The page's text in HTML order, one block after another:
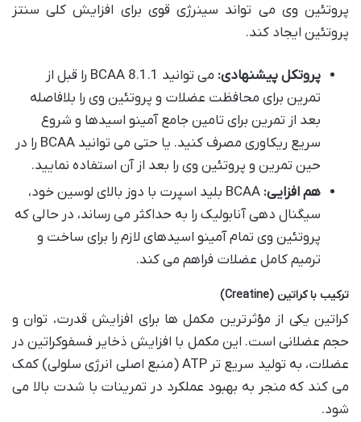
پروتئین وی می تواند سینرژی قوی برای افزایش کلی سنتز
پروتئین ایجاد کند.
پروتکل پیشنهادی:
می توانید BCAA 8.1.1 را قبل از
تمرین برای محافظت عضلات و پروتئین وی را بلافاصله
بعد از تمرین برای تامین جامع آمینو اسیدها و شروع
سریع ریکاوری مصرف کنید. یا حتی می توانید BCAA را در
حین تمرین و پروتئین وی را بعد از آن استفاده نمایید.
هم افزایی:
BCAA بلید اسپرت با دوز بالای لوسین خود،
سیگنال دهی آنابولیک را به حداکثر می رساند، در حالی که
پروتئین وی تمام آمینو اسیدهای لازم را برای ساخت و
ترمیم کامل عضلات فراهم می کند.
ترکیب با کراتین (Creatine)
کراتین یکی از مؤثرترین مکمل ها برای افزایش قدرت، توان و
حجم عضلانی است. این مکمل با افزایش ذخایر فسفوکراتین در
عضلات، به تولید سریع تر ATP (منبع اصلی انرژی سلولی) کمک
می کند که منجر به بهبود عملکرد در تمرینات با شدت بالا می
شود.